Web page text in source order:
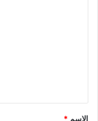
*
الاسم *